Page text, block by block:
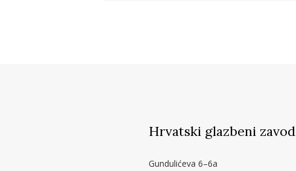
Hrvatski glazbeni zavod
Gundulićeva 6–6a